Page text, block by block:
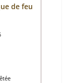
de feu